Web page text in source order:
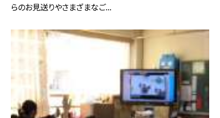
らのお見送りやさまざまなご...